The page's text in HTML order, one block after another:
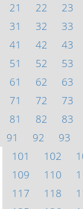
21
22 23
31
32 33
41
42 43
51
52 53
61
62 63
71
72 73
81
82 83
91
92 93
101
102
109
110
117
118